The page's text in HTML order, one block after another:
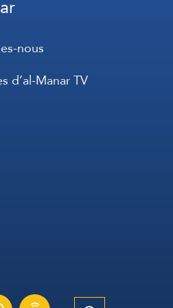
nous
d’al-Manar TV